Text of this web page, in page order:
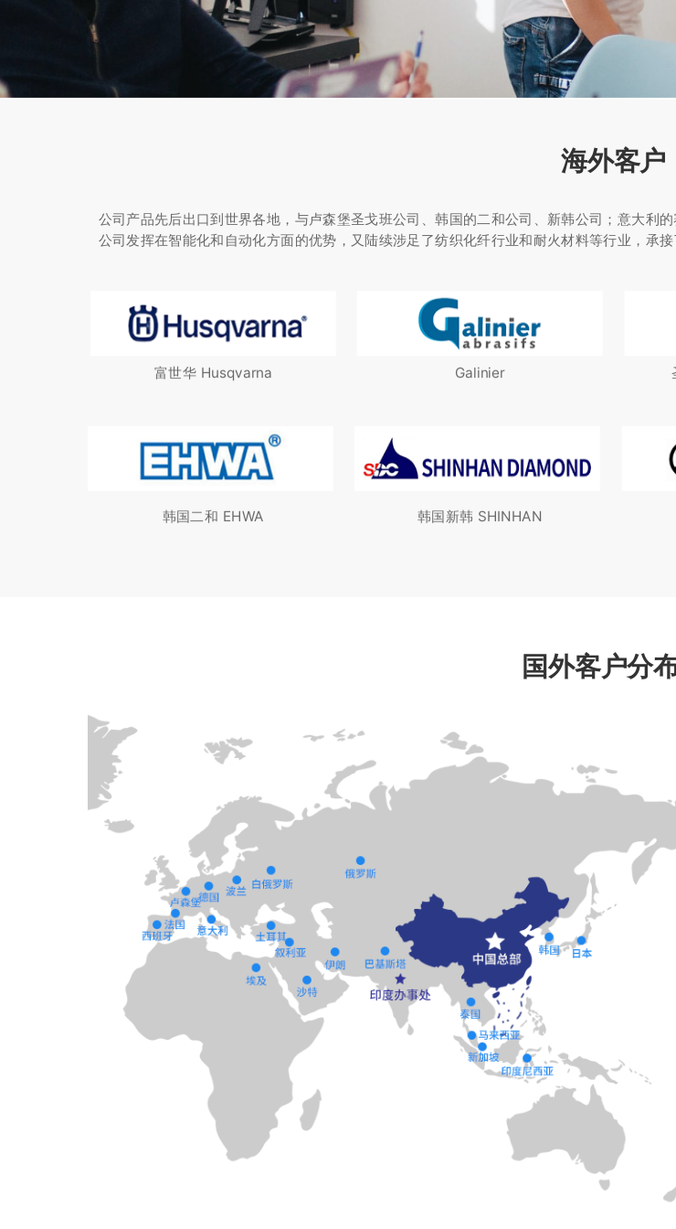
公司产品先后出口到世界各地，与卢森堡圣戈班公司、韩国的二和公司、新韩公司；意大利
公司发挥在智能化和自动化方面的优势，又陆续涉足了纺织化纤行业和耐火材料等行业，承接
海外客户
富世华 Husqvarna
韩国二和 EHWA
Galinier
韩国新韩 SHINHAN
国外客户分